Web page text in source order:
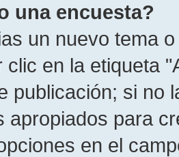
una encuesta?
un nuevo tema
clic en la etiqueta
publicación; si no
apropiados para
en el